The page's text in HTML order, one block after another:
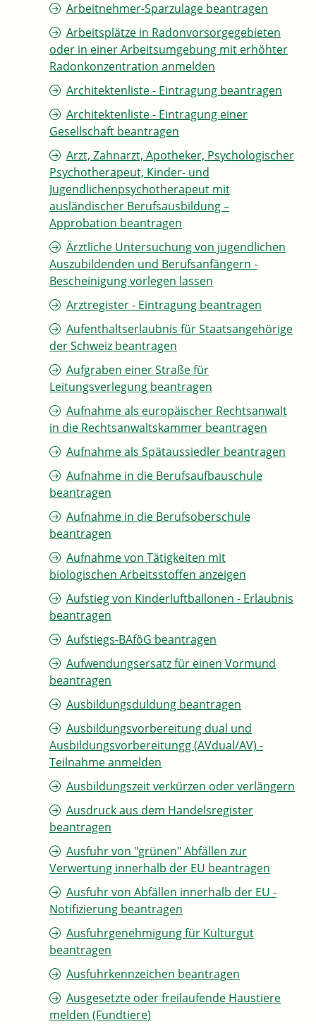
Arbeitnehmer-Sparzulage beantragen
Arbeitsplätze in Radonvorsorgegebieten
oder in einer Arbeitsumgebung mit erhöhter
Radonkonzentration anmelden
Architektenliste - Eintragung beantragen
Architektenliste - Eintragung einer
Gesellschaft beantragen
Arzt, Zahnarzt, Apotheker, Psychologischer
Psychotherapeut, Kinder- und
Jugendlichenpsychotherapeut mit
ausländischer Berufsausbildung –
Approbation beantragen
Ärztliche Untersuchung von jugendlichen
Auszubildenden und Berufsanfängern -
Bescheinigung vorlegen lassen
Arztregister - Eintragung beantragen
Aufenthaltserlaubnis für Staatsangehörige
der Schweiz beantragen
Aufgraben einer Straße für
Leitungsverlegung beantragen
Aufnahme als europäischer Rechtsanwalt
in die Rechtsanwaltskammer beantragen
Aufnahme als Spätaussiedler beantragen
Aufnahme in die Berufsaufbauschule
beantragen
Aufnahme in die Berufsoberschule
beantragen
Aufnahme von Tätigkeiten mit
biologischen Arbeitsstoffen anzeigen
Aufstieg von Kinderluftballonen - Erlaubnis
beantragen
Aufstiegs-BAföG beantragen
Aufwendungsersatz für einen Vormund
beantragen
Ausbildungsduldung beantragen
Ausbildungsvorbereitung dual und
Ausbildungsvorbereitungg (AVdual/AV) -
Teilnahme anmelden
Ausbildungszeit verkürzen oder verlängern
Ausdruck aus dem Handelsregister
beantragen
Ausfuhr von "grünen" Abfällen zur
Verwertung innerhalb der EU beantragen
Ausfuhr von Abfällen innerhalb der EU -
Notifizierung beantragen
Ausfuhrgenehmigung für Kulturgut
beantragen
Ausfuhrkennzeichen beantragen
Ausgesetzte oder freilaufende Haustiere
melden (Fundtiere)